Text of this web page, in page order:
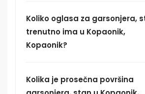
Koliko oglasa za garsonjera,
trenutno ima u Kopaonik,
Kopaonik?
Kolika je prosečna površina